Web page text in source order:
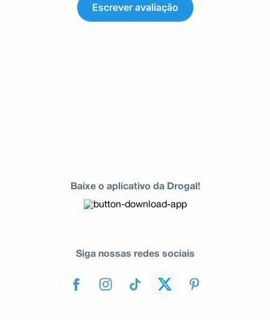
Escrever avaliação
Baixe o aplicativo da Drogal!
Siga nossas redes sociais